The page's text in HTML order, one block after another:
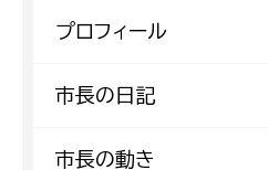
プロフィール
市長の日記
市長の動き